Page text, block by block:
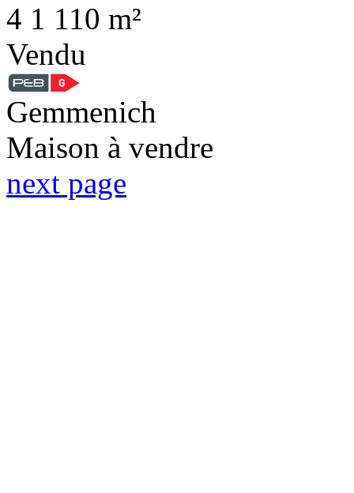
4 1 110 m²
Vendu
Gemmenich
Maison à vendre
next page